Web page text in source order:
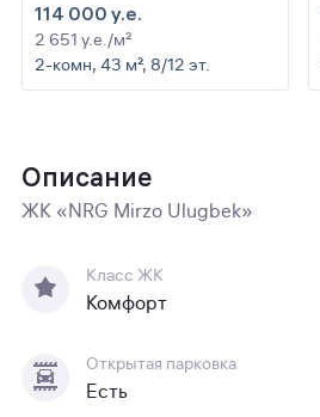
114 000 y.e.
2 651 y.e./м²
2-комн, 43 м², 8/12 эт.
Описание
ЖК «NRG Mirzo Ulugbek»
Класс ЖК
Комфорт
Открытая парковка
Есть